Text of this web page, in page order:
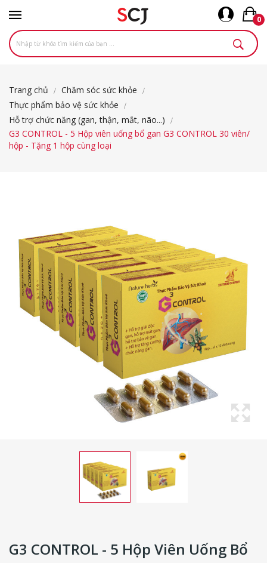
0
Trang chủ
Chăm sóc sức khỏe
Thực phẩm bảo vệ sức khỏe
Hỗ trợ chức năng (gan, thận, mắt, não...)
G3 CONTROL - 5 Hộp viên uống bổ gan G3 CONTROL 30 viên/
hộp - Tặng 1 hộp cùng loại
G3 CONTROL - 5 Hộp Viên Uống Bổ